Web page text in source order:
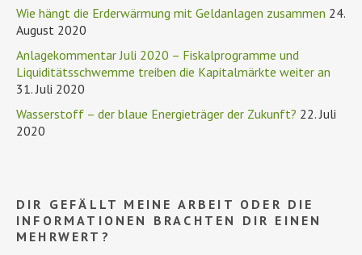
Wie hängt die Erderwärmung mit Geldanlagen zusammen 24.
August 2020
Anlagekommentar Juli 2020 – Fiskalprogramme und
Liquiditätsschwemme treiben die Kapitalmärkte weiter an
31. Juli 2020
Wasserstoff – der blaue Energieträger der Zukunft? 22. Juli
2020
DIR GEFÄLLT MEINE ARBEIT ODER DIE
INFORMATIONEN BRACHTEN DIR EINEN
MEHRWERT?